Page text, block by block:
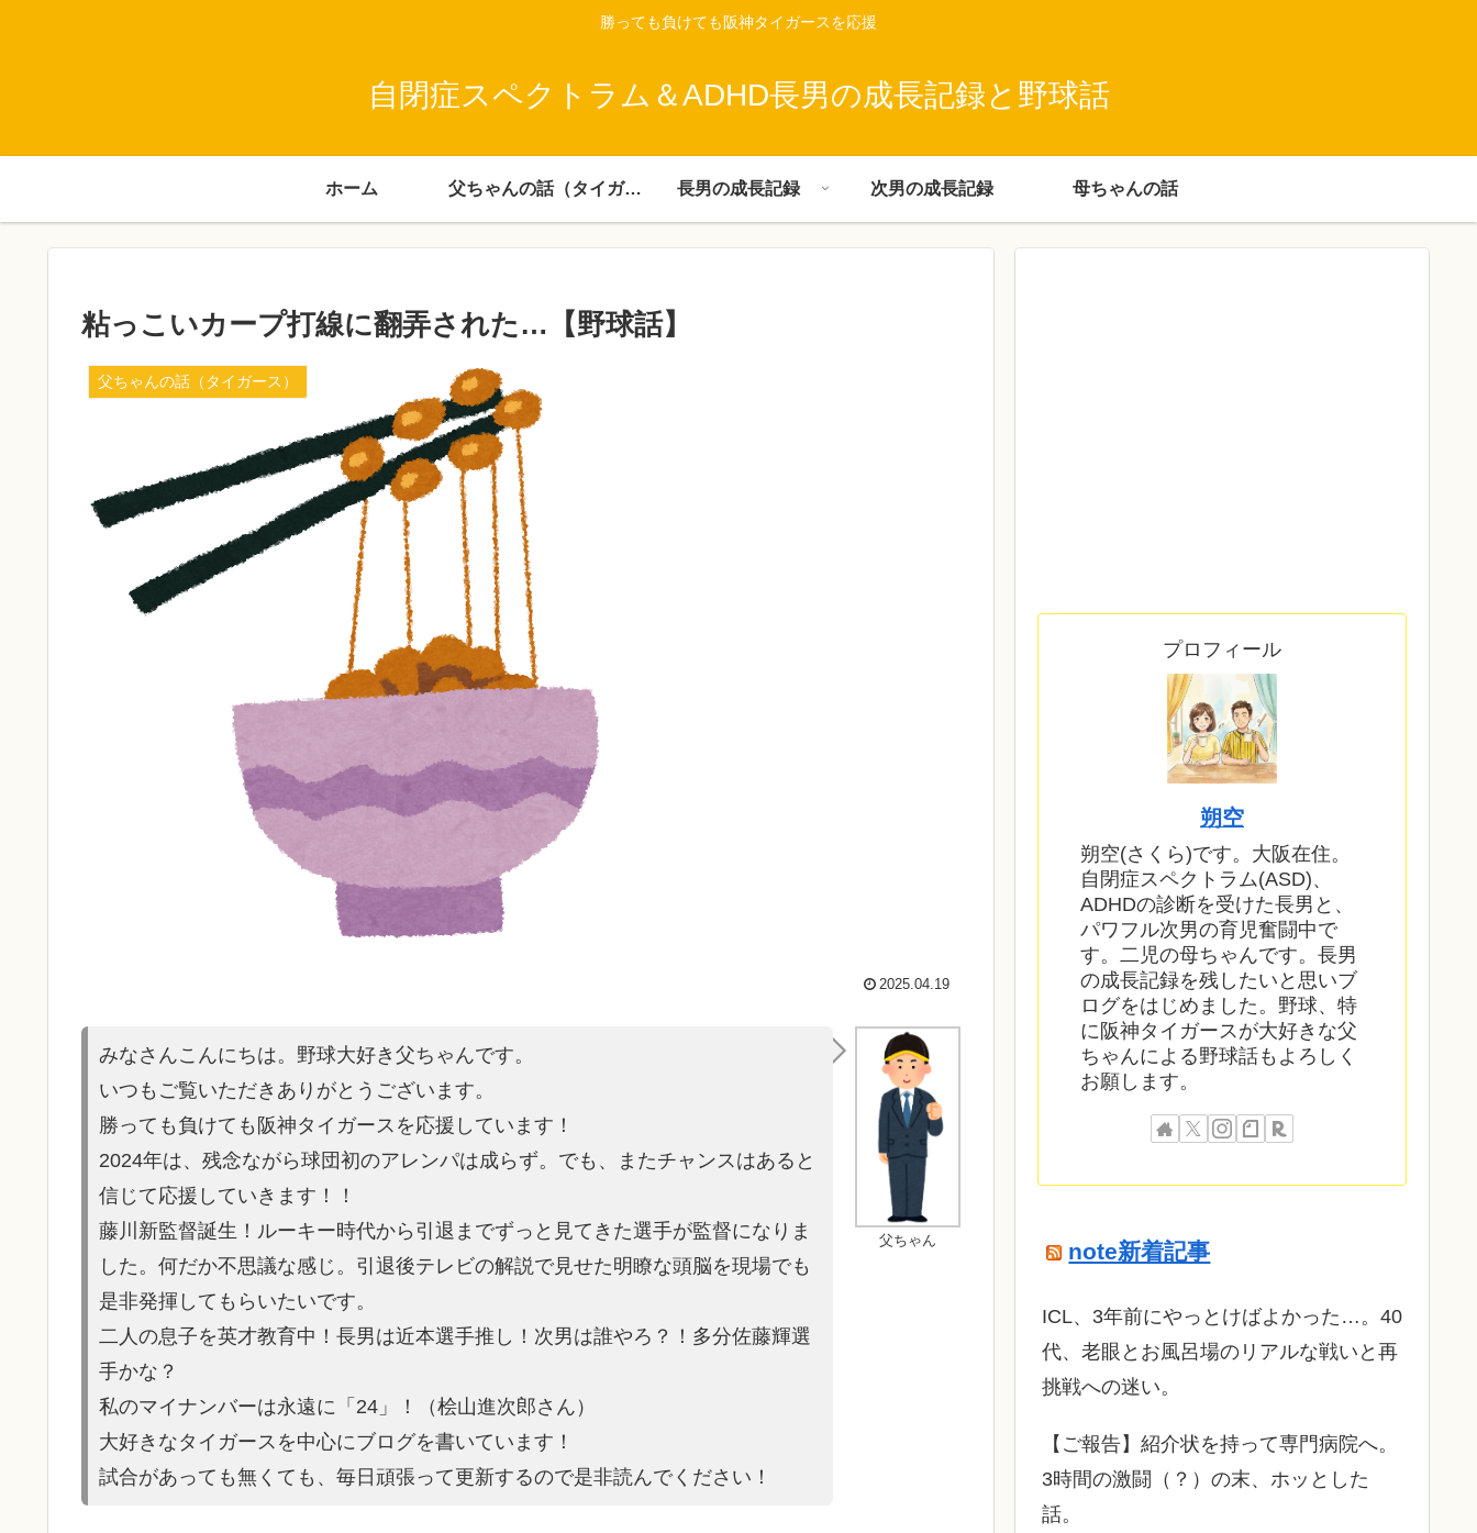
勝っても負けても阪神タイガースを応援
自閉症スペクトラム＆ADHD長男の成長記録と野球話
ホーム 父ちゃんの話（タイガース） 長男の成長記録 次男の成長記録 母ちゃんの話
粘っこいカープ打線に翻弄された…【野球話】
父ちゃんの話（タイガース）
2025.04.19
父ちゃん
みなさんこんにちは。野球大好き父ちゃんです。
いつもご覧いただきありがとうございます。
勝っても負けても阪神タイガースを応援しています！
2024年は、残念ながら球団初のアレンパは成らず。でも、またチャンスはあると
信じて応援していきます！！
藤川新監督誕生！ルーキー時代から引退までずっと見てきた選手が監督になりま
した。何だか不思議な感じ。引退後テレビの解説で見せた明瞭な頭脳を現場でも
是非発揮してもらいたいです。
二人の息子を英才教育中！長男は近本選手推し！次男は誰やろ？！多分佐藤輝選
手かな？
私のマイナンバーは永遠に「24」！（桧山進次郎さん）
大好きなタイガースを中心にブログを書いています！
試合があって も無くても、毎日頑張って更新するので是非読んでください！
プロフィール
朔空
朔空(さくら)です。大阪在住。
自閉症スペクトラム(ASD)、
ADHDの診断を受けた長男と、
パワフル次男の育児奮闘中で
す。二児の母ちゃんです。長男
の成長記録を残したいと思いブ
ログをはじめました。野球、特
に阪神タイガースが大好きな父
ちゃんによる野球話もよろしく
お願します。
note新着記事
ICL、3年前にやっとけばよかった…。40
代、老眼とお風呂場のリアルな戦いと再
挑戦への迷い。
​【ご報告】紹介状を持って専門病院へ。
3時間の激闘（？）の末、ホッとした
話。